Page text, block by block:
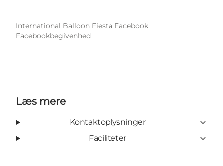
International Balloon Fiesta Facebook
Facebookbegivenhed
Læs mere
Kontaktoplysninger
Faciliteter